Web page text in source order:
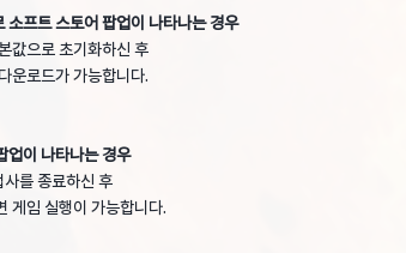
프트 스토어 팝업이 나타나는 경우
값으로 초기화하신 후
로드가 가능합니다.
업이 나타나는 경우
를 종료하신 후
임 실행이 가능합니다.